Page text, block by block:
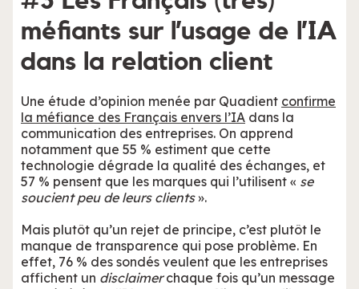
méfiants sur l’usage de l’IA
dans la relation client
Une étude d’opinion menée par Quadient confirme
la méfiance des Français envers l’IA dans la
communication des entreprises. On apprend
notamment que 55 % estiment que cette
technologie dégrade la qualité des échanges, et
57 % pensent que les marques qui l’utilisent « se
soucient peu de leurs clients».
Mais plutôt qu’un rejet de principe, c’est plutôt le
manque de transparence qui pose problème. En
effet, 76 % des sondés veulent que les entreprises
affichent un disclaimerchaque fois qu’un message